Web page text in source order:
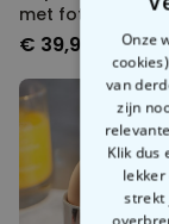
met foto en
€ 39,99
Onze
van
zijn
Klik dus
strekt